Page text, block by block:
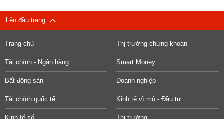
Lên đầu trang
Trang chủ Thị trường chứng khoán
Tài chính - Ngân hàng Smart Money
Bất động sản Doanh nghiệp
Tài chính quốc tế Kinh tế vĩ mô - Đầu tư